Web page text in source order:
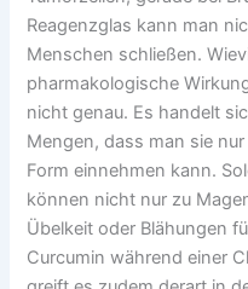
Reagenzglas kann man
Menschen schließen.
pharmakologische
nicht genau. Es handelt
Mengen, dass man sie
Form einnehmen kann.
können nicht nur zu
Übelkeit oder Blähungen
Curcumin während einer